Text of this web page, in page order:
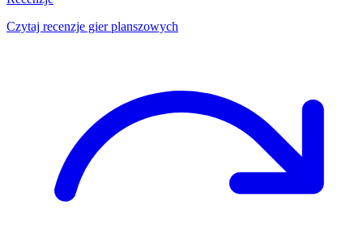
Czytaj recenzje gier planszowych